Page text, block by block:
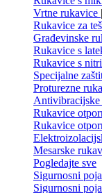
Vrtne rukavice
Rukavice za
Građevinske
Rukavice s
Rukavice s
Specijalne
Proturezne
Antivibracijske
Rukavice
Rukavice
Mesarske
Pogledajte sve
Sigurnosni
Sigurnosni